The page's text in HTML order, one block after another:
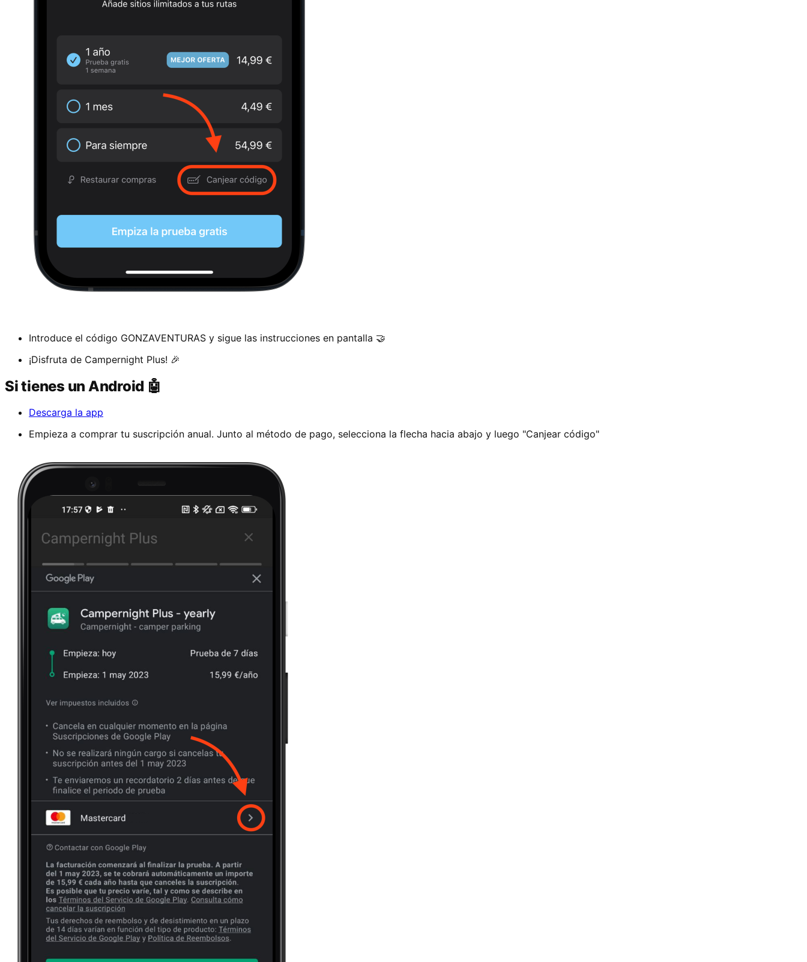
Introduce el código GONZAVENTURAS y sigue las instrucciones en pantalla 🤝
¡Disfruta de Campernight Plus! 🎉
Si tienes un Android 🤖
Descarga la app
Empieza a comprar tu suscripción anual. Junto al método de pago, selecciona la flecha hacia abajo y luego "Canjear código"